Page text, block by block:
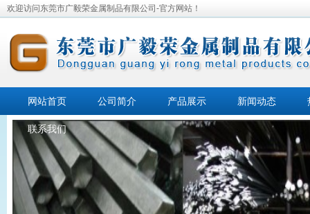
欢迎访问东莞市广毅荣金属制品有限公司-官方网站！
网站首页 公司简介 产品展示 新闻动态
联系我们